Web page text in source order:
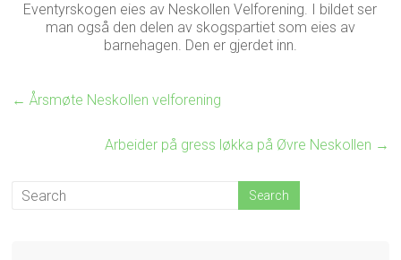
Eventyrskogen eies av Neskollen Velforening. I bildet ser
man også den delen av skogspartiet som eies av
barnehagen. Den er gjerdet inn.
← Årsmøte Neskollen velforening
Arbeider på gress løkka på Øvre Neskollen →